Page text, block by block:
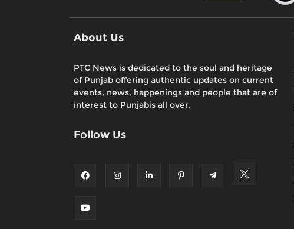
About Us
PTC News is dedicated to the soul and heritage
of Punjab offering authentic updates on current
events, news, happenings and people that are of
interest to Punjabis all over.
Follow Us